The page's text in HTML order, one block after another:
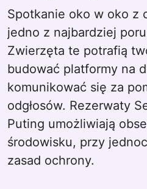
Spotkanie oko w oko z
jedno z najbardziej
Zwierzęta te potrafią
budować platformy na
komunikować się za
odgłosów. Rezerwaty
Puting umożliwiają
środowisku, przy
zasad ochrony.